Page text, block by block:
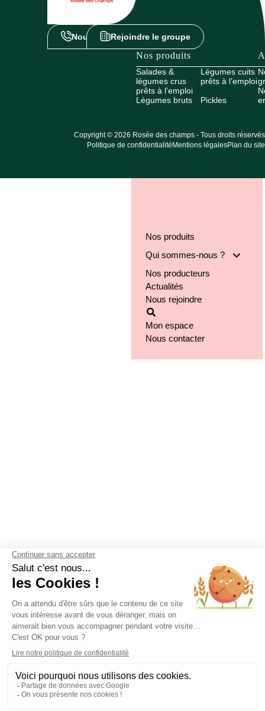
Nous contacterRejoindre le groupe
Nos produits
Salades &
légumes crus
prêts à l’emploi
Légumes cuits
prêts à l’emploi
Légumes bruts
Pickles
Copyright © 2026 Rosée des champs - Tous droits réservés
Politique de confidentialité Mentions légalesPlan du site
Nos produits
Qui sommes-nous ?
Notre groupe
Nos engagements
Notre implantation
Nos producteurs
Actualités
Nous rejoindre
Mon espace
Nous contacter